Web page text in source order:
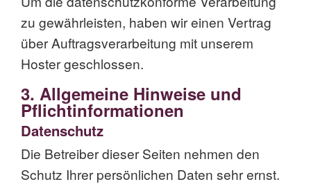
zu gewährleisten, haben wir einen Vertrag
über Auftragsverarbeitung mit unserem
Hoster geschlossen.
3. Allgemeine Hinweise und
Pflicht­informationen
Datenschutz
Die Betreiber dieser Seiten nehmen den
Schutz Ihrer persönlichen Daten sehr ernst.